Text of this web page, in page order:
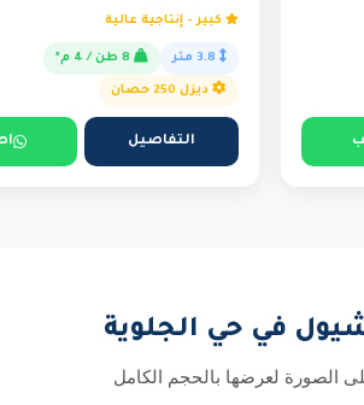
كبير - إنتاجية عالية
ديزل 250 حصان
التفاصيل
في حي الجلوية
الصورة لعرضها بالحجم الكامل